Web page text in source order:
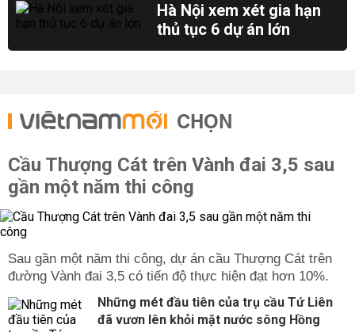
Hà Nội xem xét gia hạn
thủ tục 6 dự án lớn
CHỌN
Cầu Thượng Cát trên Vành đai 3,5 sau
gần một năm thi công
Sau gần một năm thi công, dự án cầu Thượng Cát trên
đường Vành đai 3,5 có tiến độ thực hiện đạt hơn 10%.
Những mét đầu tiên của trụ cầu Tứ Liên
đã vươn lên khỏi mặt nước sông Hồng